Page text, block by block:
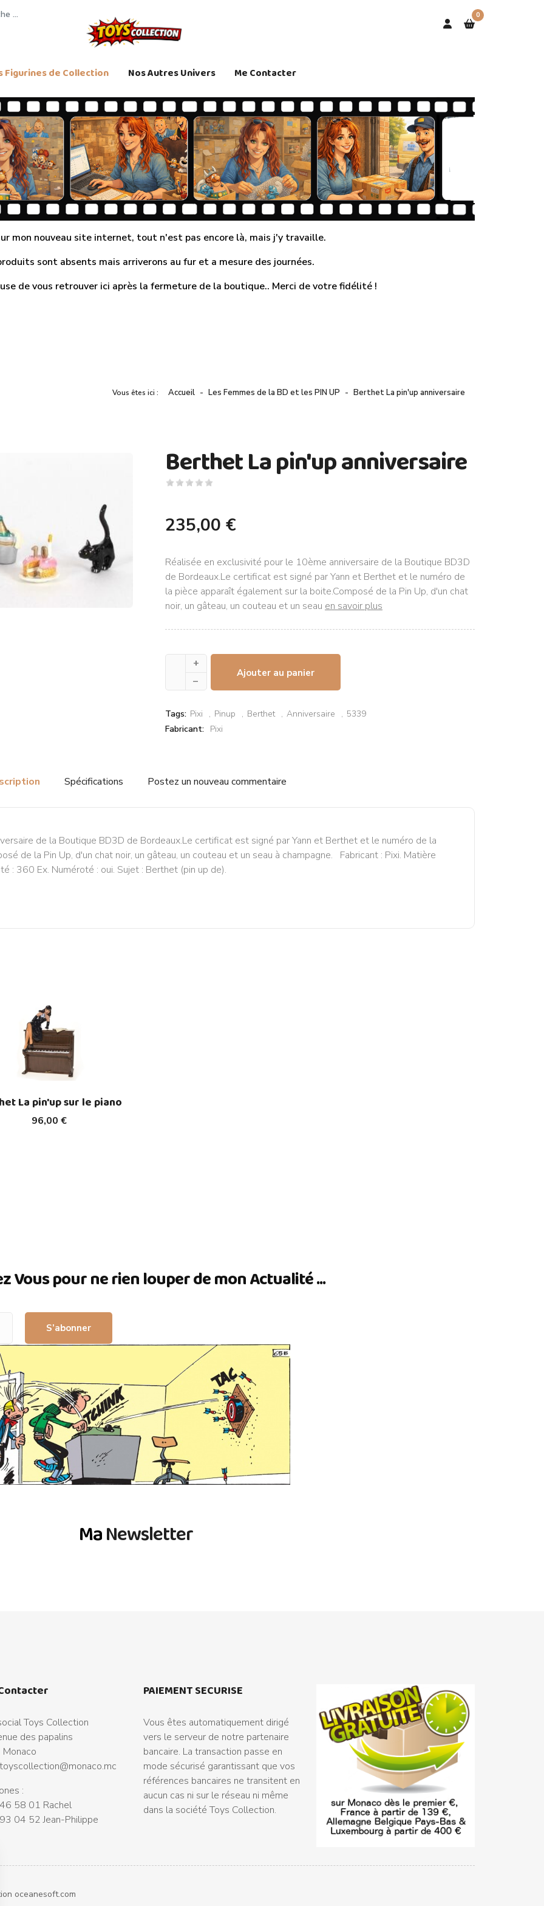
0
Figurines de Collection Nos Autres Univers Me Contacter
mon nouveau site internet, tout n'est pas encore là, mais j'y travaille.
sont absents mais arriverons au fur et a mesure des journées.
de vous retrouver ici après la fermeture de la boutique.. Merci de votre fidélité !
Vous êtes ici : Accueil Les Femmes de la BD et les PIN UP Berthet La pin'up anniversaire
Berthet La pin'up anniversaire
235,00 €
Réalisée en exclusivité pour le 10ème anniversaire de la Boutique BD3D
de Bordeaux.Le certificat est signé par Yann et Berthet et le numéro de
la pièce apparaît également sur la boite.Composé de la Pin Up, d'un chat
noir, un gâteau, un couteau et un seau en savoir plus
+
–
Ajouter au panier
Tags: Pixi Pinup Berthet Anniversaire
5339
Fabricant: Pixi
Spécifications Postez un nouveau commentaire
de la Boutique BD3D de Bordeaux.Le certificat est signé par Yann et Berthet et le numéro de la
de la Pin Up, d'un chat noir, un gâteau, un couteau et un seau à champagne. Fabricant : Pixi. Matière
: 360 Ex. Numéroté : oui. Sujet : Berthet (pin up de).
96,00 €
La pin'up sur le piano
Vous pour ne rien louper de mon Actualité ...
S’abonner
MaNewsletter
Toys Collection
des papalins
toyscollection@monaco.mc
:
58 01 Rachel
04 52 Jean-Philippe
PAIEMENT SECURISE
Vous êtes automatiquement dirigé
vers le serveur de notre partenaire
bancaire. La transaction passe en
mode sécurisé garantissant que vos
références bancaires ne transitent en
aucun cas ni sur le réseau ni même
dans la société Toys Collection.
oceanesoft.com